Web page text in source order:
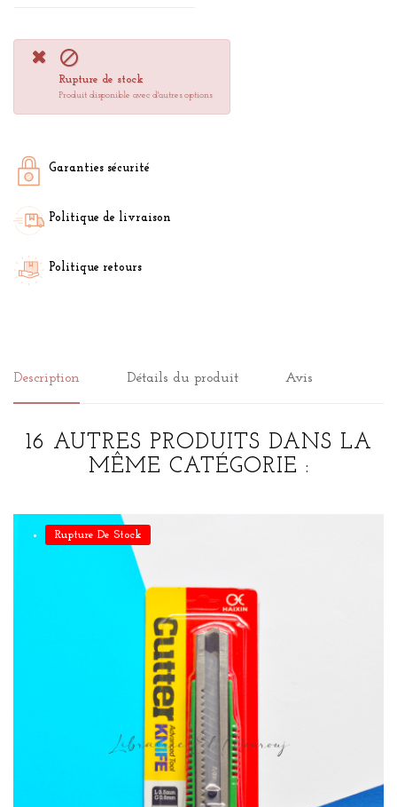

Rupture de stock
Produit disponible avec d'autres options
Garanties sécurité
Politique de livraison
Politique retours
Description Détails du produit Avis
16 AUTRES PRODUITS DANS LA
MÊME CATÉGORIE :
Rupture De Stock